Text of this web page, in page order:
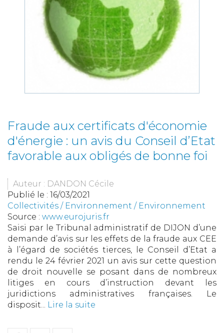
Fraude aux certificats d'économie
d'énergie : un avis du Conseil d’Etat
favorable aux obligés de bonne foi
Auteur : DANDON Cécile
Publié le : 16/03/2021
Collectivités / Environnement / Environnement
Source : www.eurojuris.fr
Saisi par le Tribunal administratif de DIJON d’une
demande d’avis sur les effets de la fraude aux CEE
à l’égard de sociétés tierces, le Conseil d’Etat a
rendu le 24 février 2021 un avis sur cette question
de droit nouvelle se posant dans de nombreux
litiges en cours d’instruction devant les
juridictions administratives françaises. Le
disposit... Lire la suite